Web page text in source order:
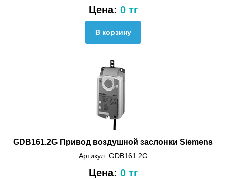
Цена: 0 тг
GDB161.2G Привод воздушной заслонки Siemens
Артикул: GDB161.2G
Цена: 0 тг